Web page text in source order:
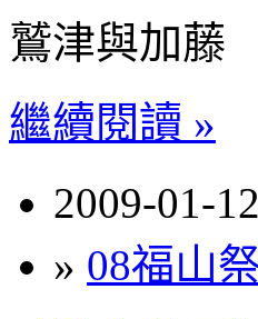
鷲津與加藤
繼續閱讀 »
2009-01-
» 08福山